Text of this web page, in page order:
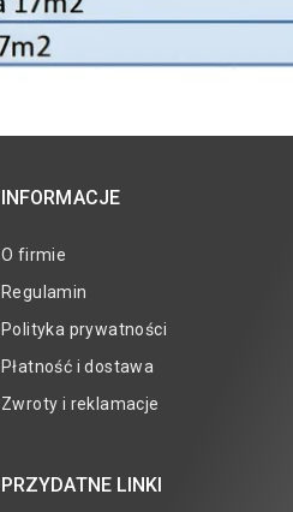
INFORMACJE
O firmie
Regulamin
Polityka prywatności
Płatność i dostawa
Zwroty i reklamacje
PRZYDATNE LINKI